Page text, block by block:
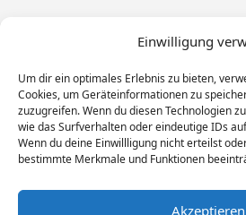
Einwilligung
Um dir ein optimales Erlebnis zu bieten,
Cookies, um Geräteinformationen zu
zuzugreifen. Wenn du diesen Technologien
wie das Surfverhalten oder eindeutige IDs
Wenn du deine Einwillligung nicht erteilst
bestimmte Merkmale und Funktionen
Akzeptieren
Impressum